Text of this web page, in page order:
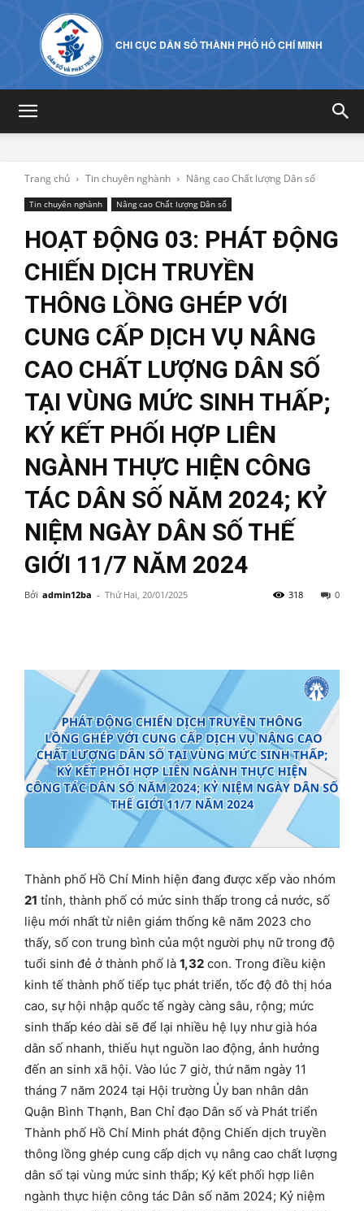
CHI CỤC DÂN SỐ THÀNH PHỐ HỒ CHÍ MINH
Trang chủ Tin chuyên nghành Nâng cao Chất lượng Dân số
Tin chuyên nghành Nâng cao Chất lượng Dân số
HOẠT ĐỘNG 03: PHÁT ĐỘNG
CHIẾN DỊCH TRUYỀN
THÔNG LỒNG GHÉP VỚI
CUNG CẤP DỊCH VỤ NÂNG
CAO CHẤT LƯỢNG DÂN SỐ
TẠI VÙNG MỨC SINH THẤP;
KÝ KẾT PHỐI HỢP LIÊN
NGÀNH THỰC HIỆN CÔNG
TÁC DÂN SỐ NĂM 2024; KỶ
NIỆM NGÀY DÂN SỐ THẾ
GIỚI 11/7 NĂM 2024
Bởi admin12ba - Thứ Hai, 20/01/2025 0
318
Thành phố Hồ Chí Minh hiện đang được xếp vào nhóm
21 tỉnh, thành phố có mức sinh thấp trong cả nước, số
liệu mới nhất từ niên giám thống kê năm 2023 cho
thấy, số con trung bình của một người phụ nữ trong độ
tuổi sinh đẻ ở thành phố là 1,32 con. Trong điều kiện
kinh tế thành phố tiếp tục phát triển, tốc độ đô thị hóa
cao, sự hội nhập quốc tế ngày càng sâu, rộng; mức
sinh thấp kéo dài sẽ để lại nhiều hệ lụy như già hóa
dân số nhanh, thiếu hụt nguồn lao động, ảnh hưởng
đến an sinh xã hội. Vào lúc 7 giờ, thứ năm ngày 11
tháng 7 năm 2024 tại Hội trường Ủy ban nhân dân
Quận Bình Thạnh, Ban Chỉ đạo Dân số và Phát triển
Thành phố Hồ Chí Minh phát động Chiến dịch truyền
thông lồng ghép cung cấp dịch vụ nâng cao chất lượng
dân số tại vùng mức sinh thấp; Ký kết phối hợp liên
ngành thực hiện công tác Dân số năm 2024; Kỷ niệm